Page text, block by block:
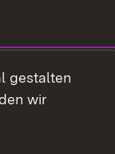
gestalten
wir